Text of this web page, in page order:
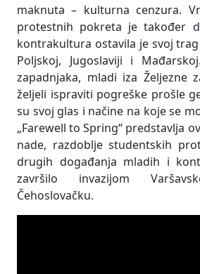
maknuta – kulturna cenzura.
protestnih pokreta je također
kontrakultura ostavila je svoj trag
Poljskoj, Jugoslaviji i
zapadnjaka, mladi iza Željezne
željeli ispraviti pogreške prošle
su svoj glas i načine na koje se
„Farewell to Spring“ predstavlja
nade, razdoblje studentskih
drugih događanja mladih i
završilo invazijom
Čehoslovačku.